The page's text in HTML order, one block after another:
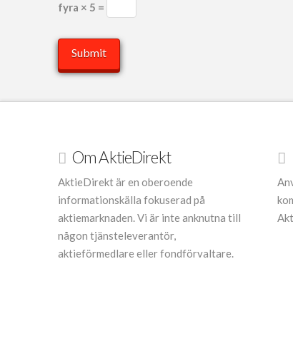
fyra × 5 =
Om AktieDirekt
AktieDirekt är en oberoende
informationskälla fokuserad på
aktiemarknaden. Vi är inte anknutna till
någon tjänsteleverantör,
aktieförmedlare eller fondförvaltare.